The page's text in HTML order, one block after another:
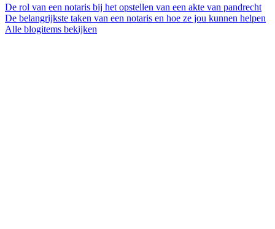
De rol van een notaris bij het opstellen van een akte van pandrecht
De belangrijkste taken van een notaris en hoe ze jou kunnen helpen
Alle blogitems bekijken